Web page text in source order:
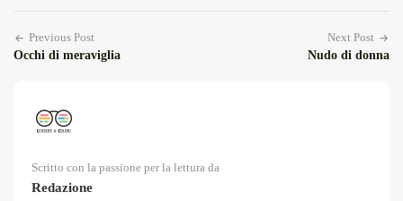
Previous Post
Occhi di meraviglia
Next Post
Nudo di donna
Scritto con la passione per la lettura da
Redazione